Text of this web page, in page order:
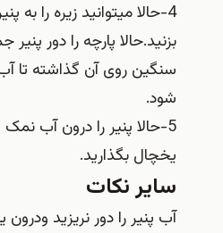
4-حالا میتوانید زیره را به
بزنید.حالا پارچه را دور
سنگین روی آن گذاشته تا
شود.
5-حالا پنیر را درون آب
یخچال بگذارید.
سایر نکات
آب پنیر را دور نریزید